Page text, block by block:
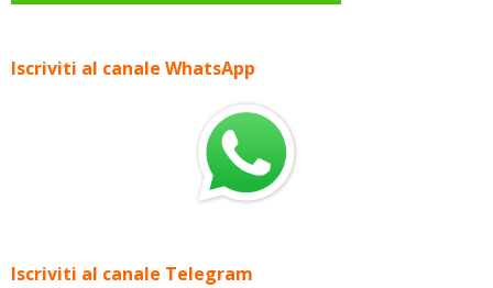
Iscriviti al canale WhatsApp
Iscriviti al canale Telegram